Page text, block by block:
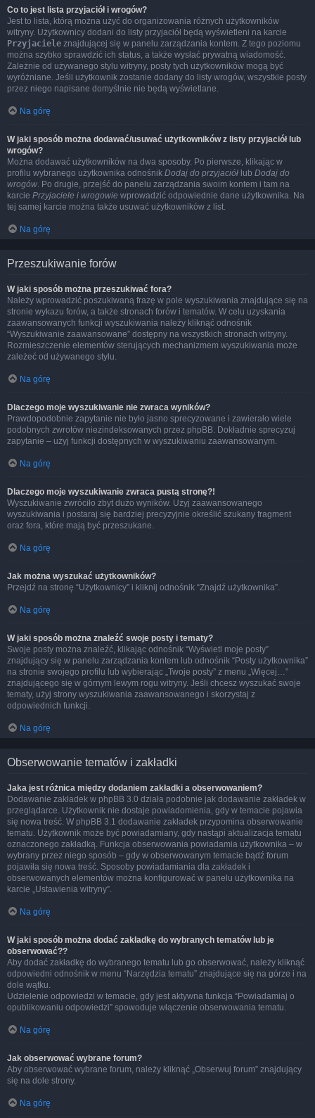
Co to jest lista przyjaciół i wrogów?
Jest to lista, którą można użyć do organizowania różnych użytkowników
witryny. Użytkownicy dodani do listy przyjaciół będą wyświetleni na karcie
Przyjaciele znajdującej się w panelu zarządzania kontem. Z tego poziomu
można szybko sprawdzić ich status, a także wysłać prywatną wiadomość.
Zależnie od używanego stylu witryny, posty tych użytkowników mogą być
wyróżniane. Jeśli użytkownik zostanie dodany do listy wrogów, wszystkie posty
przez niego napisane domyślnie nie będą wyświetlane.
Na górę
W jaki sposób można dodawać/usuwać użytkowników z listy przyjaciół lub
wrogów?
Można dodawać użytkowników na dwa sposoby. Po pierwsze, klikając w
profilu wybranego użytkownika odnośnik Dodaj do przyjaciół lub Dodaj do
wrogów. Po drugie, przejść do panelu zarządzania swoim kontem i tam na
karcie Przyjaciele i wrogowie wprowadzić odpowiednie dane użytkownika. Na
tej samej karcie można także usuwać użytkowników z list.
Na górę
Przeszukiwanie forów
W jaki sposób można przeszukiwać fora?
Należy wprowadzić poszukiwaną frazę w pole wyszukiwania znajdujące się na
stronie wykazu forów, a także stronach forów i tematów. W celu uzyskania
zaawansowanych funkcji wyszukiwania należy kliknąć odnośnik
“Wyszukiwanie zaawansowane” dostępny na wszystkich stronach witryny.
Rozmieszczenie elementów sterujących mechanizmem wyszukiwania może
zależeć od używanego stylu.
Na górę
Dlaczego moje wyszukiwanie nie zwraca wyników?
Prawdopodobnie zapytanie nie było jasno sprecyzowane i zawierało wiele
podobnych zwrotów niezindeksowanych przez phpBB. Dokładnie sprecyzuj
zapytanie – użyj funkcji dostępnych w wyszukiwaniu zaawansowanym.
Na górę
Dlaczego moje wyszukiwanie zwraca pustą stronę?!
Wyszukiwanie zwróciło zbyt dużo wyników. Użyj zaawansowanego
wyszukiwania i postaraj się bardziej precyzyjnie określić szukany fragment
oraz fora, które mają być przeszukane.
Na górę
Jak można wyszukać użytkowników?
Przejdź na stronę “Użytkownicy” i kliknij odnośnik “Znajdź użytkownika”.
Na górę
W jaki sposób można znaleźć swoje posty i tematy?
Swoje posty można znaleźć, klikając odnośnik “Wyświetl moje posty”
znajdujący się w panelu zarządzania kontem lub odnośnik “Posty użytkownika”
na stronie swojego profilu lub wybierając „Twoje posty” z menu „Więcej…”
znajdującego się w górnym lewym rogu witryny. Jeśli chcesz wyszukać swoje
tematy, użyj strony wyszukiwania zaawansowanego i skorzystaj z
odpowiednich funkcji.
Na górę
Obserwowanie tematów i zakładki
Jaka jest różnica między dodaniem zakładki a obserwowaniem?
Dodawanie zakładek w phpBB 3.0 działa podobnie jak dodawanie zakładek w
przeglądarce. Użytkownik nie dostaje powiadomienia, gdy w temacie pojawia
się nowa treść. W phpBB 3.1 dodawanie zakładek przypomina obserwowanie
tematu. Użytkownik może być powiadamiany, gdy nastąpi aktualizacja tematu
oznaczonego zakładką. Funkcja obserwowania powiadamia użytkownika – w
wybrany przez niego sposób – gdy w obserwowanym temacie bądź forum
pojawiła się nowa treść. Sposoby powiadamiania dla zakładek i
obserwowanych elementów można konfigurować w panelu użytkownika na
karcie „Ustawienia witryny”.
Na górę
W jaki sposób można dodać zakładkę do wybranych tematów lub je
obserwować??
Aby dodać zakładkę do wybranego tematu lub go obserwować, należy kliknąć
odpowiedni odnośnik w menu “Narzędzia tematu” znajdujące się na górze i na
dole wątku.
Udzielenie odpowiedzi w temacie, gdy jest aktywna funkcja “Powiadamiaj o
opublikowaniu odpowiedzi” spowoduje włączenie obserwowania tematu.
Na górę
Jak obserwować wybrane forum?
Aby obserwować wybrane forum, należy kliknąć „Obserwuj forum” znajdujący
się na dole strony.
Na górę